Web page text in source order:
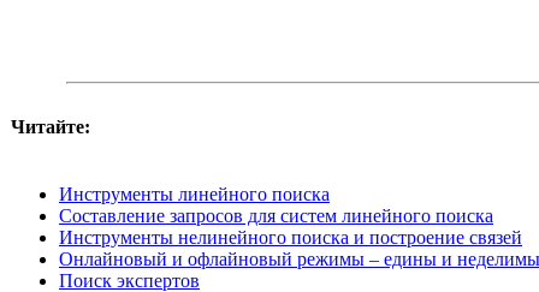
Читайте:
Инструменты линейного поиска
Составление запросов для систем линейного поиска
Инструменты нелинейного поиска и построение связей
Онлайновый и офлайновый режимы – едины и неделимы
Поиск экспертов